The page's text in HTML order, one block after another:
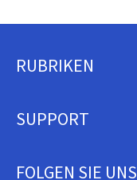
Footer
RUBRIKEN
SUPPORT
FOLGEN SIE UNS